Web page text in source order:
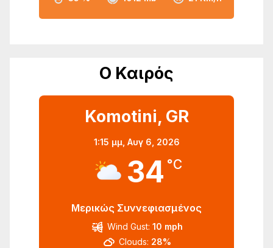
Ο Καιρός
Komotini, GR
1:15 μμ, Αυγ 6, 2026
34 °C
Μερικώς Συννεφιασμένος
Wind Gust: 10 mph
Clouds: 28%